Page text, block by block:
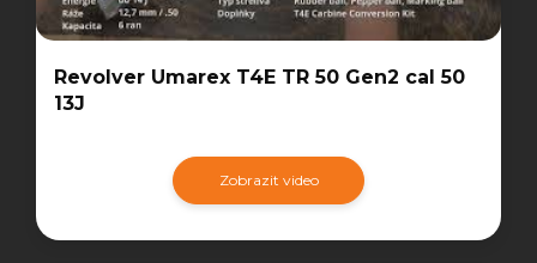
Revolver Umarex T4E TR 50 Gen2 cal 50
13J
Zobrazit video